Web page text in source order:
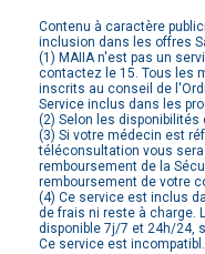
Contenu à caractère
inclusion dans les offres
(1) MAIIA n'est pas un
contactez le 15. Tous les
inscrits au conseil de
Service inclus dans les
(2) Selon les
(3) Si votre médecin est
téléconsultation vous
remboursement de la
remboursement de votre
(4) Ce service est inclus
de frais ni reste à charge.
disponible 7j/7 et 24h/24,
Ce service est